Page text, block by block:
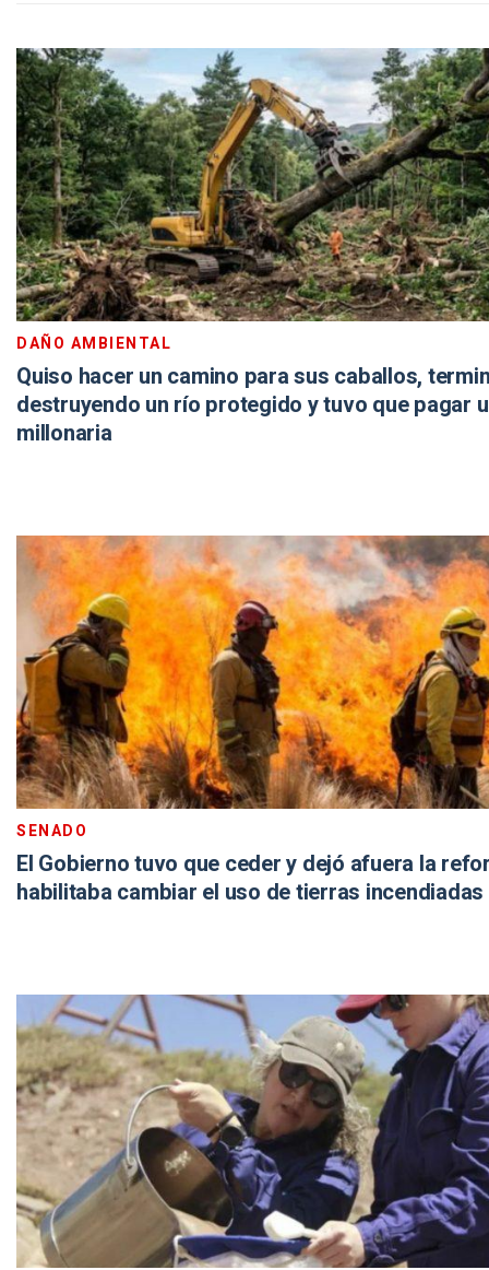
DAÑO AMBIENTAL
Quiso hacer un camino para sus caballos,
destruyendo un río protegido y tuvo que pagar
millonaria
SENADO
El Gobierno tuvo que ceder y dejó afuera la
habilitaba cambiar el uso de tierras incendiadas